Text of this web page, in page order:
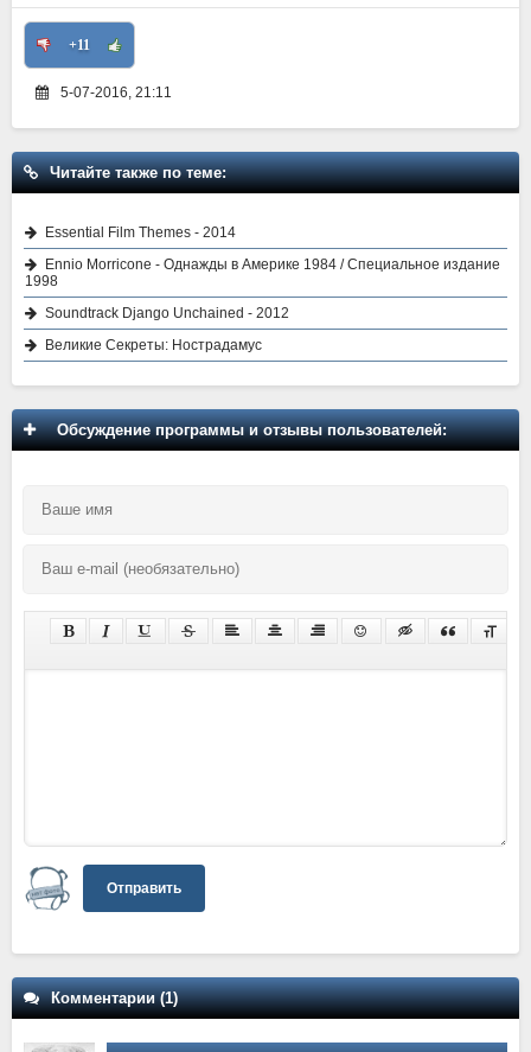
+11
5-07-2016, 21:11
Читайте также по теме:
Essential Film Themes - 2014
Ennio Morricone - Однажды в Америке 1984 / Специальное издание
1998
Soundtrack Django Unchained - 2012
Великие Секреты: Нострадамус
Обсуждение программы и отзывы пользователей:
Отправить
Комментарии (1)